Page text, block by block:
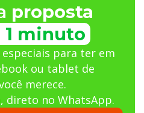
proposta
1 minuto
para ter em
ou tablet de
merece.
direto no WhatsApp.